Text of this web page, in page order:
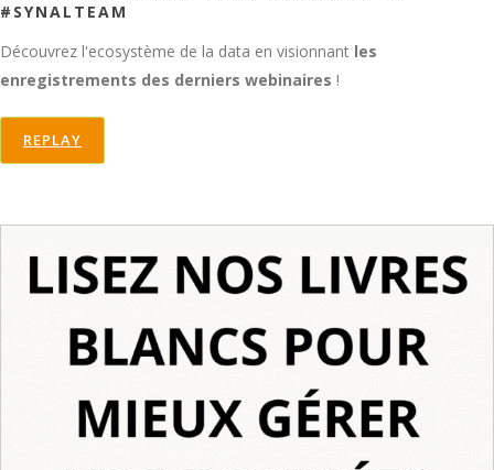
#SYNALTEAM
Découvrez l'ecosystème de la data en visionnant les
enregistrements des derniers webinaires !
REPLAY